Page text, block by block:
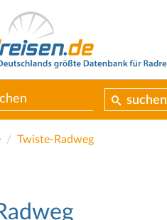
suchen
Twiste-Radweg